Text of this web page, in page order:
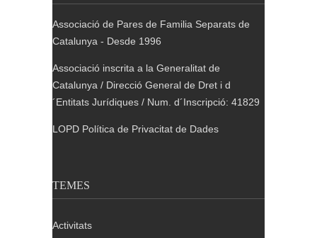
Associació de Pares de Familia Separats de
Catalunya - Desde 1996
Associació inscrita a la Generalitat de
Catalunya / Direcció General de Dret i d
´Entitats Jurídiques / Num. d´Inscripció: 41829
LOPD Política de Privacitat de Dades
TEMES
Activitats